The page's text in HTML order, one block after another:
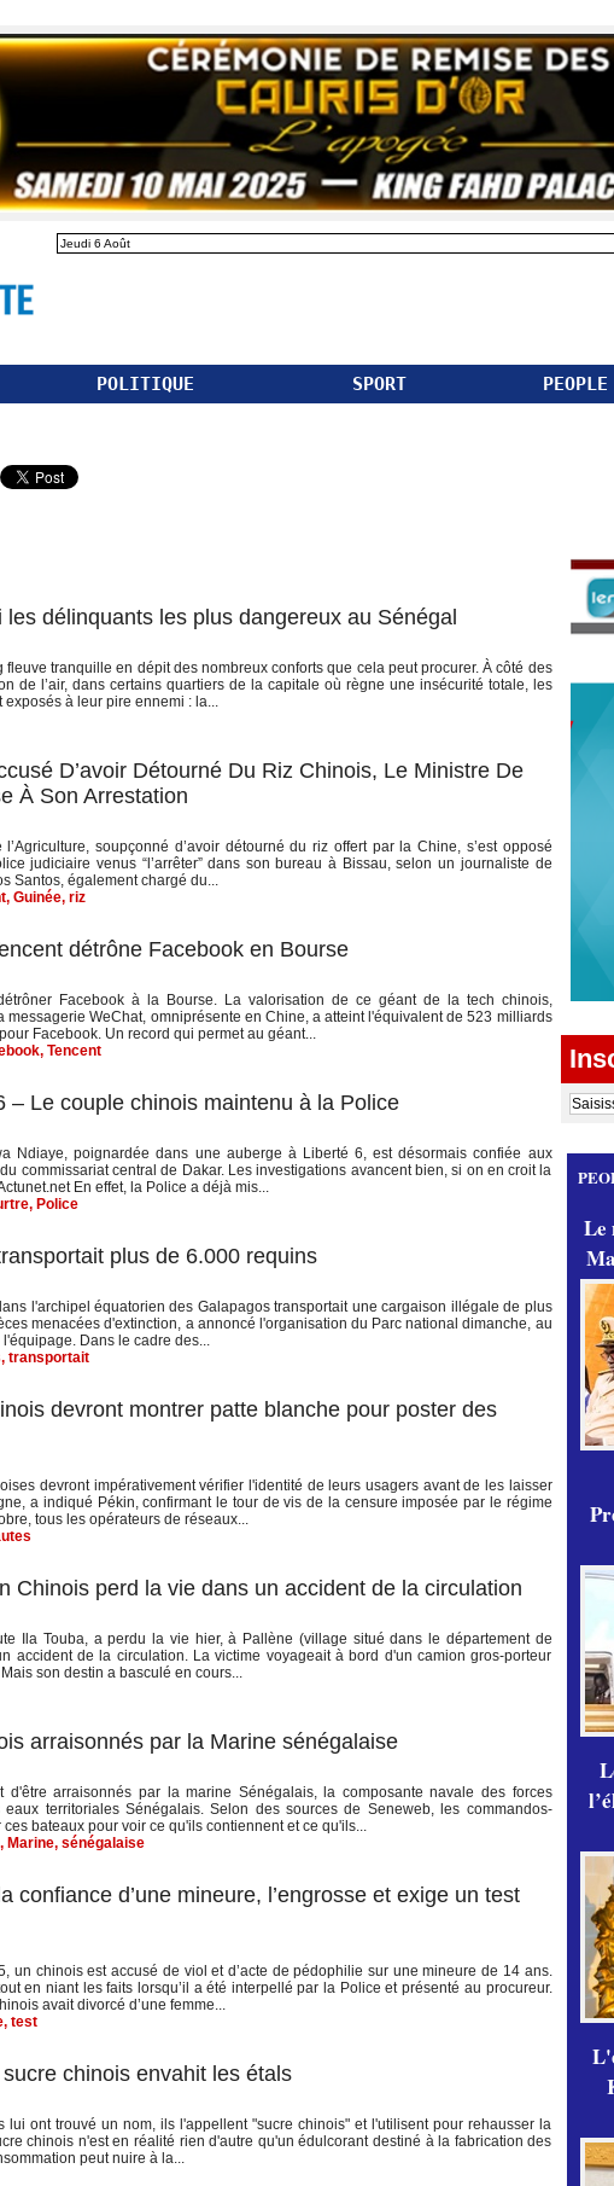
Jeudi 6 Août
POLITIQUE SPORT
délinquants les plus dangereux au Sénégal
fleuve tranquille en dépit des nombreux conforts que cela peut procurer. À côté des
de l’air, dans certains quartiers de la capitale où règne une insécurité totale, les
à leur pire ennemi : la...
D’avoir Détourné Du Riz Chinois, Le Ministre De
À Son Arrestation
soupçonné d’avoir détourné du riz offert par la Chine, s’est opposé
judiciaire venus “l’arrêter” dans son bureau à Bissau, selon un journaliste de
Santos, également chargé du...
, Guinée, riz
détrône Facebook en Bourse
Facebook à la Bourse. La valorisation de ce géant de la tech chinois,
messagerie WeChat, omniprésente en Chine, a atteint l'équivalent de 523 milliards
Facebook. Un record qui permet au géant...
, Tencent
– Le couple chinois maintenu à la Police
Ndiaye, poignardée dans une auberge à Liberté 6, est désormais confiée aux
commissariat central de Dakar. Les investigations avancent bien, si on en croit la
En effet, la Police a déjà mis...
, Police
plus de 6.000 requins
l'archipel équatorien des Galapagos transportait une cargaison illégale de plus
menacées d'extinction, a annoncé l'organisation du Parc national dimanche, au
Dans le cadre des...
, transportait
devront montrer patte blanche pour poster des
devront impérativement vérifier l'identité de leurs usagers avant de les laisser
a indiqué Pékin, confirmant le tour de vis de la censure imposée par le régime
tous les opérateurs de réseaux...
Chinois perd la vie dans un accident de la circulation
Ila Touba, a perdu la vie hier, à Pallène (village situé dans le département de
accident de la circulation. La victime voyageait à bord d'un camion gros-porteur
son destin a basculé en cours...
arraisonnés par la Marine sénégalaise
d'être arraisonnés par la marine Sénégalais, la composante navale des forces
territoriales Sénégalais. Selon des sources de Seneweb, les commandos-
bateaux pour voir ce qu'ils contiennent et ce qu'ils...
, Marine, sénégalaise
confiance d’une mineure, l’engrosse et exige un test
un chinois est accusé de viol et d’acte de pédophilie sur une mineure de 14 ans.
en niant les faits lorsqu’il a été interpellé par la Police et présenté au procureur.
avait divorcé d’une femme...
, test
chinois envahit les étals
lui ont trouvé un nom, ils l'appellent "sucre chinois" et l'utilisent pour rehausser la
chinois n'est en réalité rien d'autre qu'un édulcorant destiné à la fabrication des
peut nuire à la...
Le